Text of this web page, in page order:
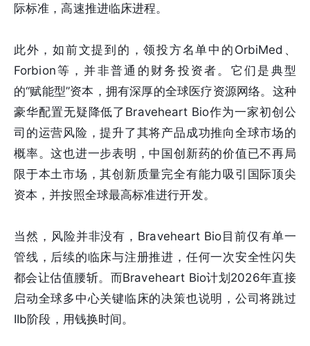
际标准，高速推进临床进程。
此外，如前文提到的，领投方名单中的OrbiMed、
Forbion等，并非普通的财务投资者。它们是典型
的“赋能型”资本，拥有深厚的全球医疗资源网络。这种
豪华配置无疑降低了Braveheart Bio作为一家初创公
司的运营风险，提升了其将产品成功推向全球市场的
概率。这也进一步表明，中国创新药的价值已不再局
限于本土市场，其创新质量完全有能力吸引国际顶尖
资本，并按照全球最高标准进行开发。
当然，风险并非没有，Braveheart Bio目前仅有单一
管线，后续的临床与注册推进，任何一次安全性闪失
都会让估值腰斩。而Braveheart Bio计划2026年直接
启动全球多中心关键临床的决策也说明，公司将跳过
IIb阶段，用钱换时间。